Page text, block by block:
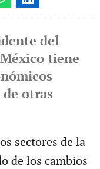
del
tiene
otras
sectores de la
de los cambios